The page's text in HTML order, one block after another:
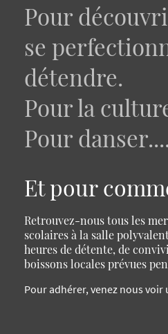
Pour
se
détendre.
Pour la
Pour
Et pour
Retrouvez-nous tous les
scolaires à la salle
heures de détente, de
boissons locales prévues
Pour adhérer, venez nous